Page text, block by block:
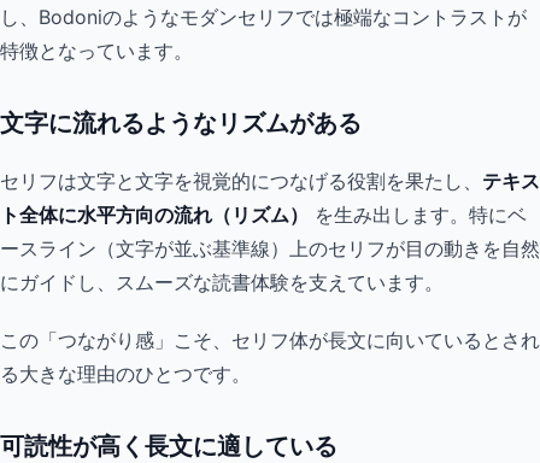
し、Bodoniのようなモダンセリフでは極端なコントラストが
特徴となっています。
文字に流れるようなリズムがある
セリフは文字と文字を視覚的につなげる役割を果たし、 テキス
ト全体に水平方向の流れ（リズム）
を生み出します。特にベ
ースライン（文字が並ぶ基準線）上のセリフが目の動きを自然
にガイドし、スムーズな読書体験を支えています。
この「つながり感」こそ、セリフ体が長文に向いているとされ
る大きな理由のひとつです。
可読性が高く長文に適している